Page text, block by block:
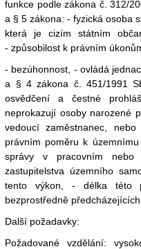
funkce podle zákona č. 312/
a § 5 zákona: - fyzická osoba
která je cizím státním
- způsobilost k právním
- bezúhonnost, - ovládá
a § 4 zákona č. 451/1991
osvědčení a čestné
neprokazují osoby narozené
vedoucí zaměstnanec,
právním poměru k
správy v pracovním
zastupitelstva územního
tento výkon, - délka této
bezprostředně
Další požadavky:
Požadované vzdělání: